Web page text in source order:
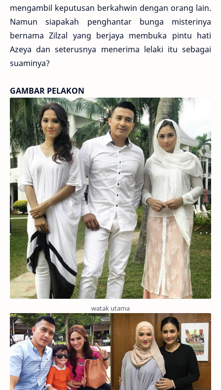
mengambil keputusan berkahwin dengan orang lain.
Namun siapakah penghantar bunga misterinya
bernama Zilzal yang berjaya membuka pintu hati
Azeya dan seterusnya menerima lelaki itu sebagai
suaminya?
GAMBAR PELAKON
watak utama